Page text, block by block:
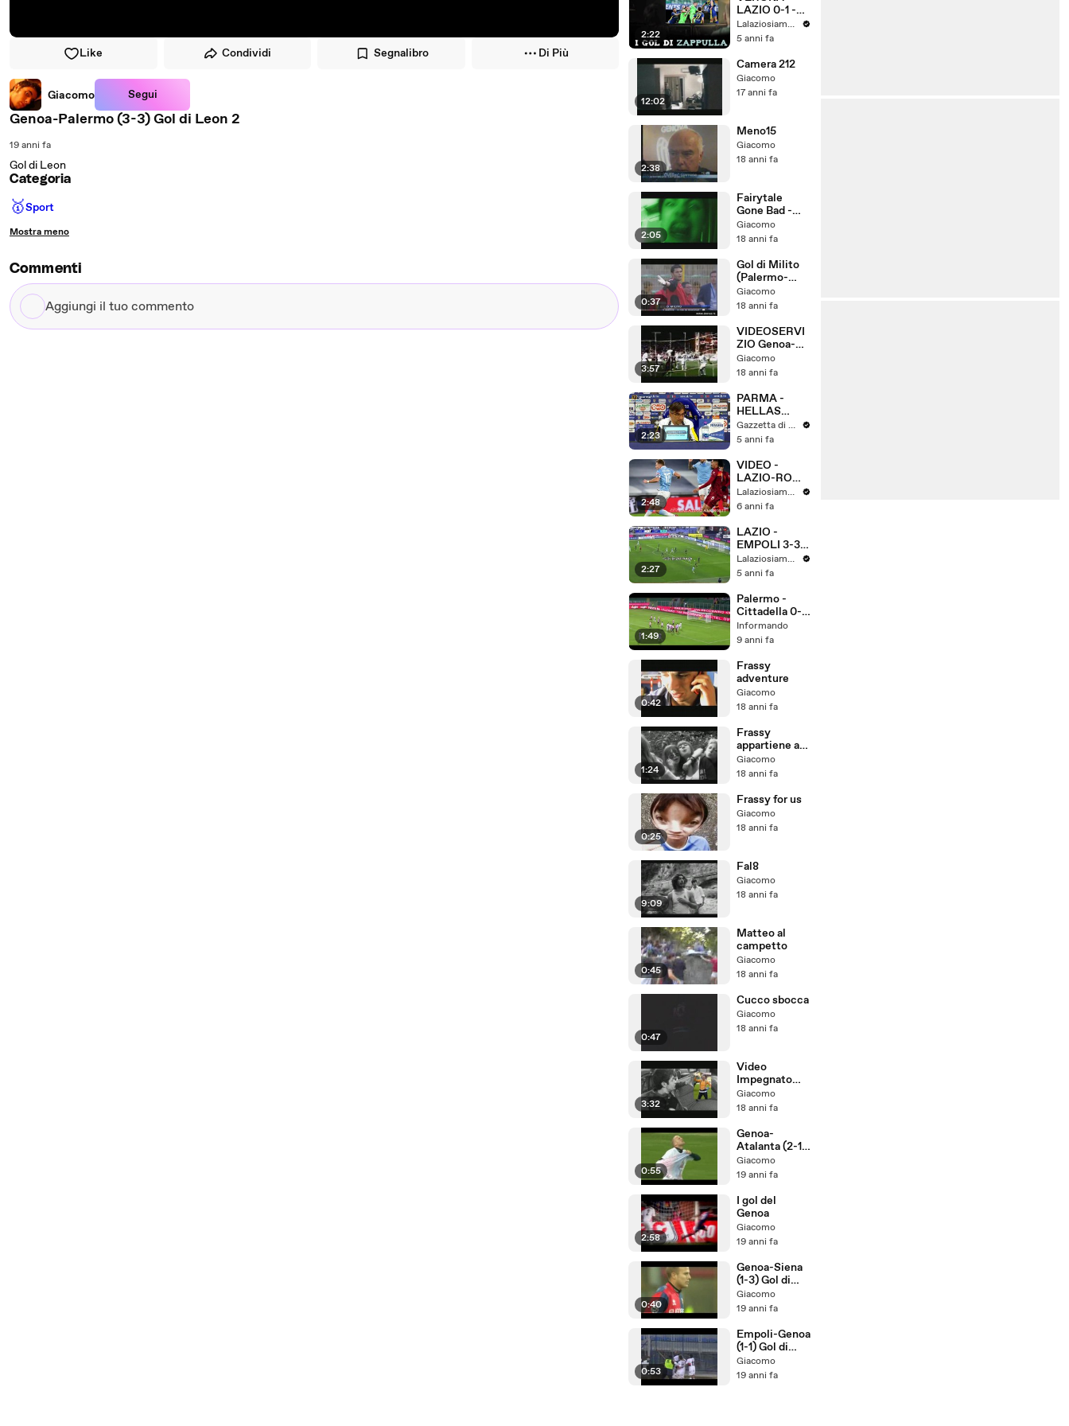
Like Condividi Segnalibro Di Più
Giacomo Segui
Genoa-Palermo (3-3) Gol di Leon 2
19 anni fa
Gol di Leon
Categoria
🥇Sport
Mostra meno
Commenti
Aggiungi
il
2:22
LAZIO 0-1 -
DAL GOL
ANNULLATO
A QUELLO
VINCENTE DI
MILINKOVIC -
LE URLA DI
Lalaziosiamonoi
5 anni fa
12:02
Camera 212
Giacomo
17 anni fa
2:38
Meno15
Giacomo
18 anni fa
2:05
Fairytale
Gone Bad -
Fast
Giacomo
18 anni fa
0:37
Gol di Milito
(Palermo-
Genoa 2-1) 21
settembre
Giacomo
18 anni fa
3:57
VIDEOSERVI
ZIO Genoa-
Milan 2-0
(Sculli, Milito
Giacomo
18 anni fa
2:23
PARMA -
HELLAS
VERONA 0-1,
DECIDE UN
LAZOVIC
Gazzetta di Parma
5 anni fa
2:48
VIDEO -
LAZIO-ROMA
3-0, I GOL
DEL DERBY
E LUIS
ALBERTO
CON LE
URLA DI
ZAPPULLA
Lalaziosiamonoi
6 anni fa
2:27
LAZIO -
EMPOLI 3-3 -
I GOL DI
IMMOBILE E
(2) CON LE
URLA DI
ZAPPULLA
Lalaziosiamonoi
5 anni fa
1:49
Palermo -
Cittadella 0-3
Gol e sintesi
HD 20/11/2017
Informando
9 anni fa
0:42
Frassy
adventure
Giacomo
18 anni fa
1:24
Frassy
appartiene a
tutti noi
Giacomo
18 anni fa
0:25
Frassy for us
Giacomo
18 anni fa
9:09
Fal8
Giacomo
18 anni fa
0:45
Matteo al
campetto
Giacomo
18 anni fa
0:47
Cucco sbocca
Giacomo
18 anni fa
3:32
Video
Impegnato
(delirio o
serietà?)
Giacomo
18 anni fa
0:55
Genoa-
Atalanta (2-1)
Gol di
Figueroa
Giacomo
19 anni fa
2:58
I gol del
Genoa
Giacomo
19 anni fa
0:40
Genoa-Siena
(1-3) Gol di
Figueroa
Giacomo
19 anni fa
0:53
Empoli-Genoa
(1-1) Gol di
Masiello
Giacomo
19 anni fa